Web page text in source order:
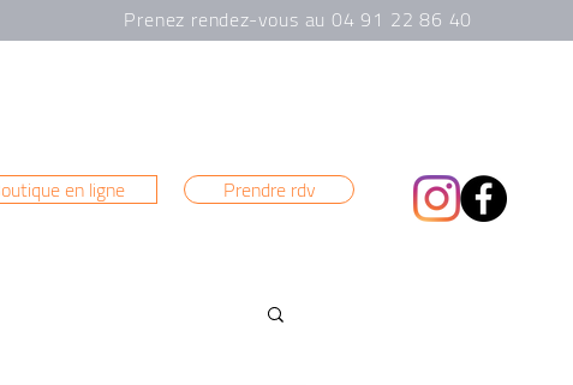
en ligne Prendre rdv
Prenez rendez-vous au 04 91 22 86 40